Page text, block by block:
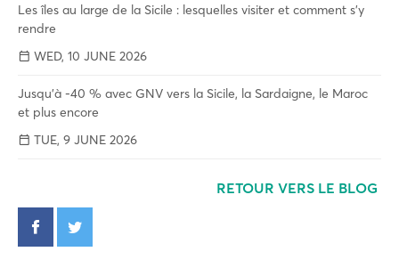
Les îles au large de la Sicile : lesquelles visiter et comment s'y
rendre
WED, 10 JUNE 2026
Jusqu'à -40 % avec GNV vers la Sicile, la Sardaigne, le Maroc
et plus encore
TUE, 9 JUNE 2026
RETOUR VERS LE BLOG